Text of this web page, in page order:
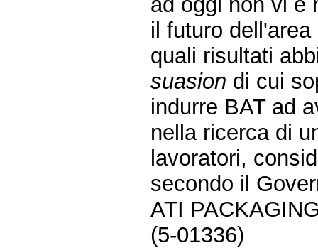
il futuro
quali risultati
suasion di cui
indurre BAT ad
nella ricerca di
lavoratori,
secondo il
ATI
(5-01336)